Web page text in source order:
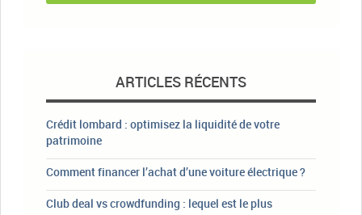
ARTICLES RÉCENTS
Crédit lombard : optimisez la liquidité de votre
patrimoine
Comment financer l’achat d’une voiture électrique ?
Club deal vs crowdfunding : lequel est le plus